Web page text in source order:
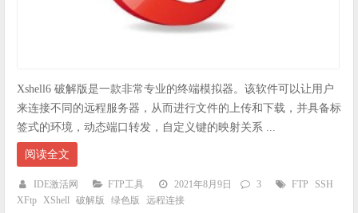
Xshell6 破解版是一款非常专业的终端模拟器。该软件可以让用户
来连接不同的远程服务器，从而进行文件的上传和下载，并具备标
签式的环境，动态端口转发，自定义键的映射关系 ...
阅读全文
IDE激活网 FTP工具 2021年8月9日 3 FTP
SSH
XFtp
XShell 破解版 绿色版 远程连接